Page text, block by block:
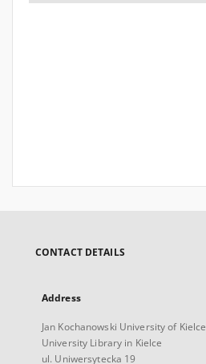
CONTACT DETAILS
Address
Jan Kochanowski University of Kielce
University Library in Kielce
ul. Uniwersytecka 19